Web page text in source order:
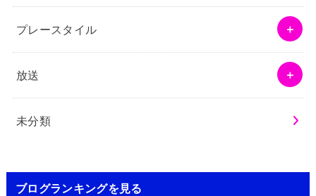
プレースタイル
放送
未分類
ブログランキングを見る